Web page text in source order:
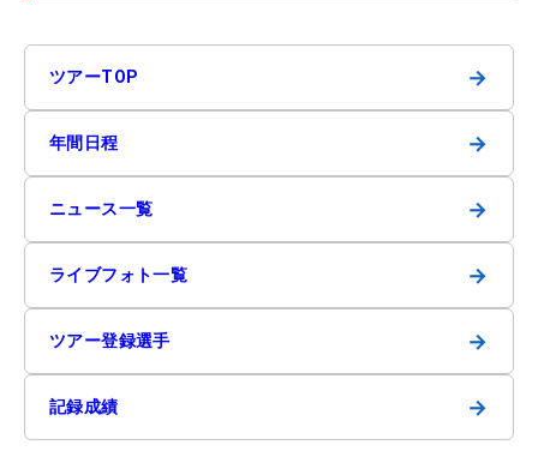
ツアーTOP →
年間日程 →
ニュース一覧 →
ライブフォト一覧 →
ツアー登録選手 →
記録成績 →